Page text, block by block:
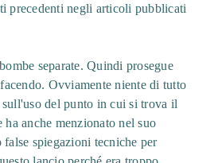
precedenti negli articoli pubblicati
separate. Quindi prosegue
Ovviamente niente di tutto
del punto in cui si trova il
anche menzionato nel suo
spiegazioni tecniche per